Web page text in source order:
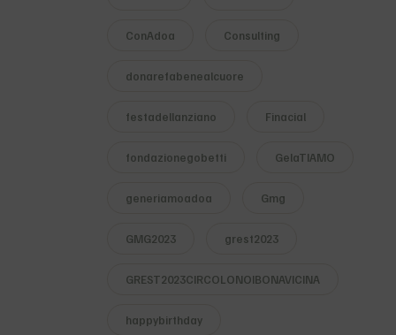
ConAdoa Consulting
donarefabenealcuore
festadellanziano Finacial
fondazionegobetti GelaTIAMO
generiamoadoa Gmg
GMG2023 grest2023
GREST2023CIRCOLONOIBONAVICINA
happybirthday